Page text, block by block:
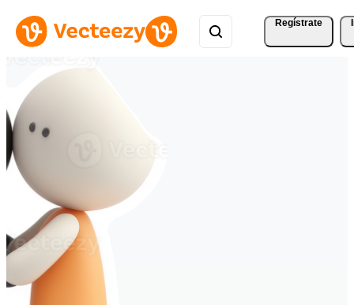
Regístrate